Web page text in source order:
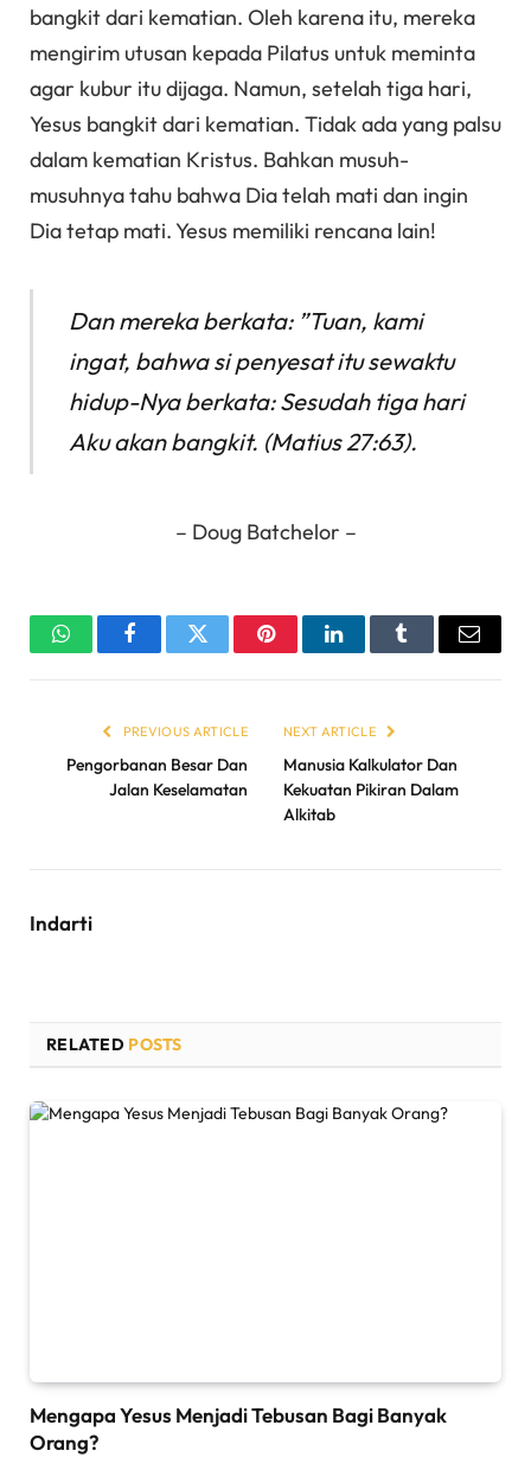
bangkit dari kematian. Oleh karena itu, mereka
mengirim utusan kepada Pilatus untuk meminta
agar kubur itu dijaga. Namun, setelah tiga hari,
Yesus bangkit dari kematian. Tidak ada yang palsu
dalam kematian Kristus. Bahkan musuh-
musuhnya tahu bahwa Dia telah mati dan ingin
Dia tetap mati. Yesus memiliki rencana lain!
Dan mereka berkata: ”Tuan, kami
ingat, bahwa si penyesat itu sewaktu
hidup-Nya berkata: Sesudah tiga hari
Aku akan bangkit. (Matius 27:63).
– Doug Batchelor –
WhatsAppFacebookTwitter PinterestLinkedInTumblr Email
PREVIOUS ARTICLE
Pengorbanan Besar Dan
Jalan Keselamatan
NEXT ARTICLE
Manusia Kalkulator Dan
Kekuatan Pikiran Dalam
Alkitab
Indarti
RELATED POSTS
Mengapa Yesus Menjadi Tebusan Bagi Banyak
Orang?